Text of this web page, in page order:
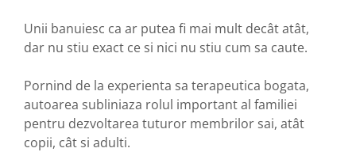
Unii banuiesc ca ar putea fi mai mult decât atât,
dar nu stiu exact ce si nici nu stiu cum sa caute.
Pornind de la experienta sa terapeutica bogata,
autoarea subliniaza rolul important al familiei
pentru dezvoltarea tuturor membrilor sai, atât
copii, cât si adulti.